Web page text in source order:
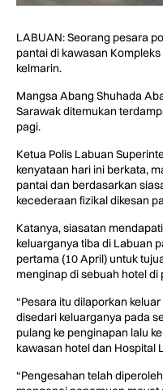
LABUAN: Seorang pesara
pantai di kawasan
kelmarin.
Mangsa Abang Shuhada
Sarawak ditemukan
pagi.
Ketua Polis Labuan
kenyataan hari ini berkata,
pantai dan berdasarkan
kecederaan fizikal dikesan
Katanya, siasatan
keluarganya tiba di Labuan
pertama (10 April) untuk
menginap di sebuah hotel di
“Pesara itu dilaporkan
disedari keluarganya pada
pulang ke penginapan lalu
kawasan hotel dan Hospital
“Pengesahan telah